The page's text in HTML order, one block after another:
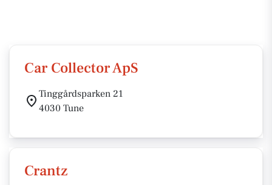
Car Collector ApS
Tinggårdsparken 21
4030 Tune
Crantz